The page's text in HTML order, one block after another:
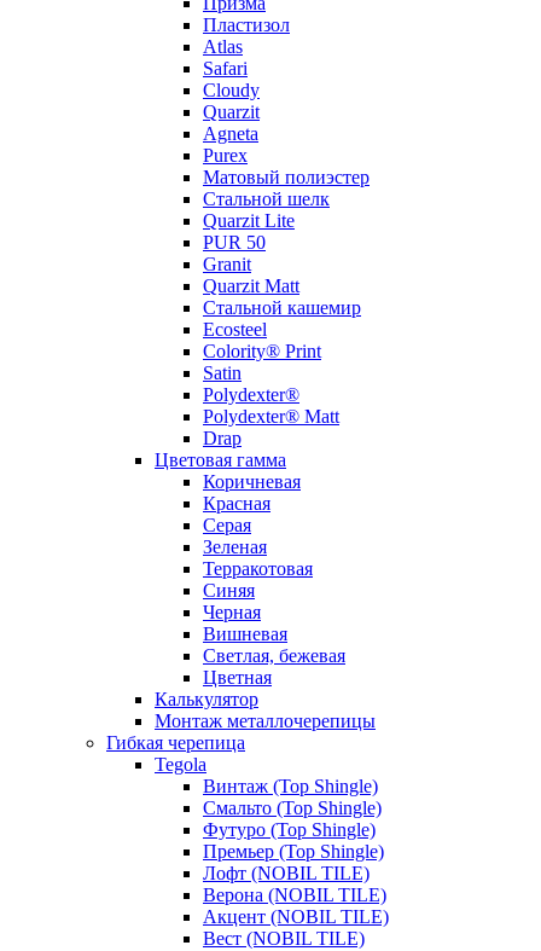
Пластизол
Atlas
Safari
Cloudy
Quarzit
Agneta
Purex
Матовый полиэстер
Стальной шелк
Quarzit Lite
PUR 50
Granit
Quarzit Matt
Стальной кашемир
Ecosteel
Colority® Print
Satin
Polydexter®
Polydexter® Matt
Drap
Цветовая гамма
Коричневая
Красная
Серая
Зеленая
Терракотовая
Синяя
Черная
Вишневая
Светлая, бежевая
Цветная
Калькулятор
Монтаж металлочерепицы
Гибкая черепица
Tegola
Винтаж (Top Shingle)
Смальто (Top Shingle)
Футуро (Top Shingle)
Премьер (Top Shingle)
Лофт (NOBIL TILE)
Верона (NOBIL TILE)
Акцент (NOBIL TILE)
Вест (NOBIL TILE)